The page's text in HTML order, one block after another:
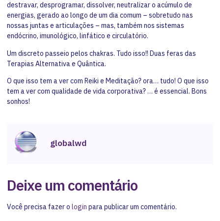
destravar, desprogramar, dissolver, neutralizar o acúmulo de
energias, gerado ao longo de um dia comum – sobretudo nas
nossas juntas e articulações – mas, também nos sistemas
endócrino, imunológico, linfático e circulatório.
Um discreto passeio pelos chakras. Tudo isso!! Duas feras das
Terapias Alternativa e Quântica.
O que isso tem a ver com Reiki e Meditação? ora… tudo! O que isso
tem a ver com qualidade de vida corporativa? … é essencial. Bons
sonhos!
globalwd
Deixe um comentário
Você precisa fazer o login para publicar um comentário.